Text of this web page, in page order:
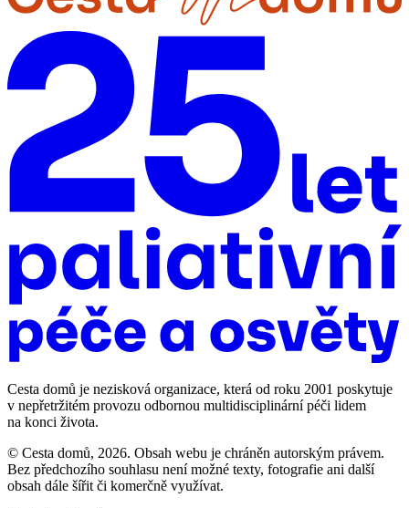
Cesta domů je nezisková organizace, která od roku 2001 poskytuje
v nepřetržitém provozu odbornou multidisciplinární péči lidem
na konci života.
© Cesta domů, 2026. Obsah webu je chráněn autorským právem.
Bez předchozího souhlasu není možné texty, fotografie ani další
obsah dále šířit či komerčně využívat.